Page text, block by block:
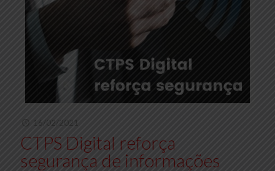
16/02/2021
CTPS Digital reforça
segurança de informações